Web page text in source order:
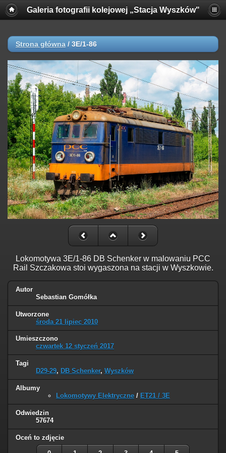
Galeria fotografii kolejowej „Stacja Wyszków"
Strona główna / 3E/1-86
Lokomotywa 3E/1-86 DB Schenker w malowaniu PCC
Rail Szczakowa stoi wygaszona na stacji w Wyszkowie.
Autor
Sebastian Gomółka
Utworzone
środa 21 lipiec 2010
Umieszczono
czwartek 12 styczeń 2017
Tagi
D29-29, DB Schenker, Wyszków
Albumy
Lokomotywy Elektryczne / ET21 / 3E
Odwiedzin
57674
Oceń to zdjęcie